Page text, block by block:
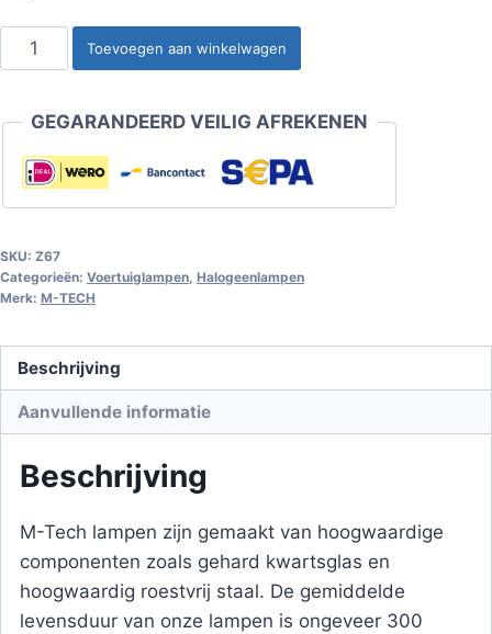
Halogeenlamp
BAY9s
12V/21W
transparant
aantal
Toevoegen aan winkelwagen
GEGARANDEERD VEILIG AFREKENEN
SKU: Z67
Categorieën: Voertuiglampen Halogeenlampen
Merk: M-TECH
Beschrijving
Aanvullende informatie
Beschrijving
M-Tech lampen zijn gemaakt van hoogwaardige
componenten zoals gehard kwartsglas en
hoogwaardig roestvrij staal. De gemiddelde
levensduur van onze lampen is ongeveer 300